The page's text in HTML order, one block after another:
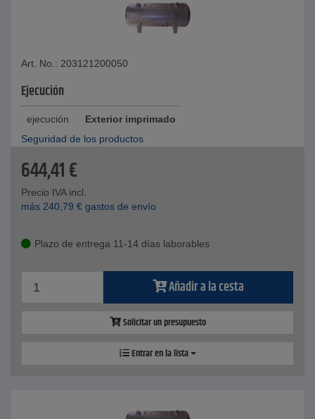
Art. No.: 203121200050
Ejecución
ejecución
Exterior imprimado
Seguridad de los productos
644,41€
Precio IVA incl.
más 240,79 € gastos de envío
Plazo de entrega 11-14 días laborables
Añadir a la cesta
Solicitar un presupuesto
Entrar en la lista